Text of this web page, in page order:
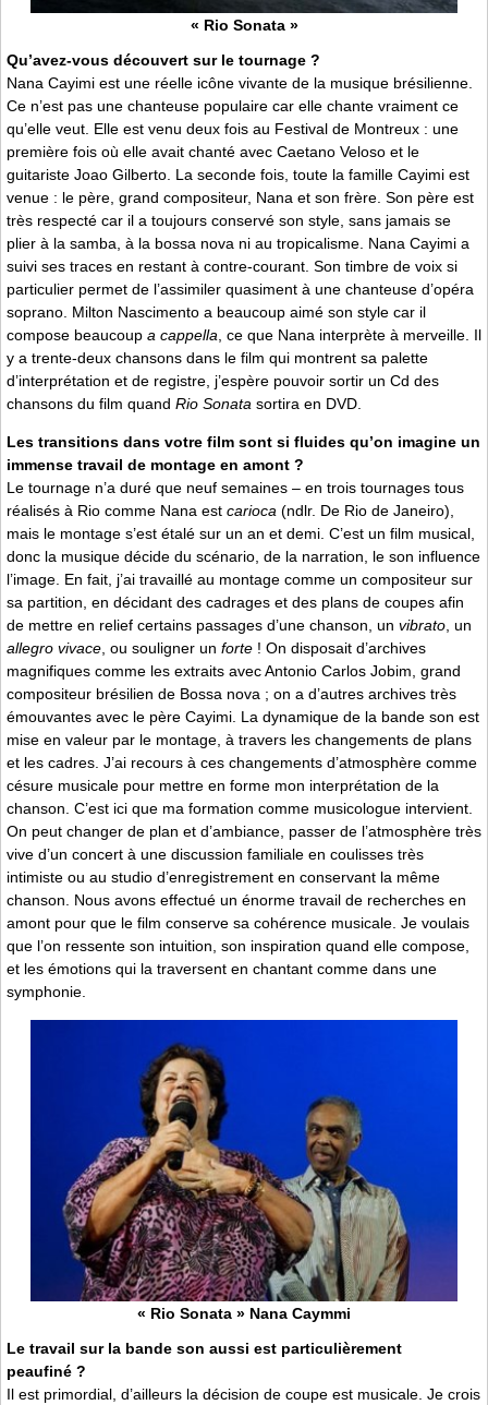
« Rio Sonata »
Qu’avez-vous découvert sur le tournage ?
Nana Cayimi est une réelle icône vivante de la musique brésilienne.
Ce n’est pas une chanteuse populaire car elle chante vraiment ce
qu’elle veut. Elle est venu deux fois au Festival de Montreux : une
première fois où elle avait chanté avec Caetano Veloso et le
guitariste Joao Gilberto. La seconde fois, toute la famille Cayimi est
venue : le père, grand compositeur, Nana et son frère. Son père est
très respecté car il a toujours conservé son style, sans jamais se
plier à la samba, à la bossa nova ni au tropicalisme. Nana Cayimi a
suivi ses traces en restant à contre-courant. Son timbre de voix si
particulier permet de l’assimiler quasiment à une chanteuse d’opéra
soprano. Milton Nascimento a beaucoup aimé son style car il
compose beaucoup a cappella , ce que Nana interprète à merveille. Il
y a trente-deux chansons dans le film qui montrent sa palette
d’interprétation et de registre, j’espère pouvoir sortir un Cd des
chansons du film quand Rio Sonata sortira en DVD.
Les transitions dans votre film sont si fluides qu’on imagine un
immense travail de montage en amont ?
Le tournage n’a duré que neuf semaines – en trois tournages tous
réalisés à Rio comme Nana est carioca (ndlr. De Rio de Janeiro),
mais le montage s’est étalé sur un an et demi. C’est un film musical,
donc la musique décide du scénario, de la narration, le son influence
l’image. En fait, j’ai travaillé au montage comme un compositeur sur
sa partition, en décidant des cadrages et des plans de coupes afin
de mettre en relief certains passages d’une chanson, un vibrato, un
allegro vivace, ou souligner un forte ! On disposait d’archives
magnifiques comme les extraits avec Antonio Carlos Jobim, grand
compositeur brésilien de Bossa nova ; on a d’autres archives très
émouvantes avec le père Cayimi. La dynamique de la bande son est
mise en valeur par le montage, à travers les changements de plans
et les cadres. J’ai recours à ces changements d’atmosphère comme
césure musicale pour mettre en forme mon interprétation de la
chanson. C’est ici que ma formation comme musicologue intervient.
On peut changer de plan et d’ambiance, passer de l’atmosphère très
vive d’un concert à une discussion familiale en coulisses très
intimiste ou au studio d’enregistrement en conservant la même
chanson. Nous avons effectué un énorme travail de recherches en
amont pour que le film conserve sa cohérence musicale. Je voulais
que l’on ressente son intuition, son inspiration quand elle compose,
et les émotions qui la traversent en chantant comme dans une
symphonie.
« Rio Sonata » Nana Caymmi
Le travail sur la bande son aussi est particulièrement
peaufiné ?
Il est primordial, d’ailleurs la décision de coupe est musicale. Je crois